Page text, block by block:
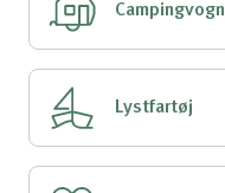
Campingvogn
Lystfartøj